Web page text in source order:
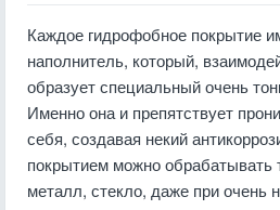
Каждое гидрофобное покрытие
наполнитель, который,
образует специальный очень
Именно она и препятствует
себя, создавая некий
покрытием можно обрабатывать
металл, стекло, даже при очень